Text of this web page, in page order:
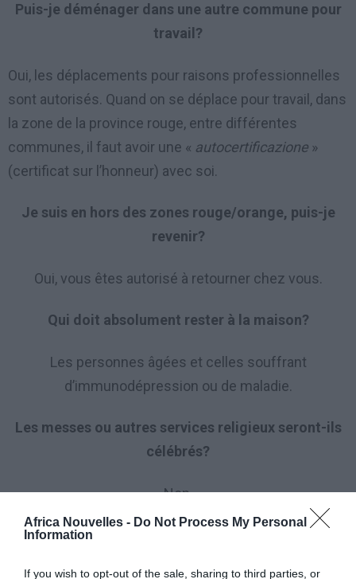
Africa Nouvelles - Do Not Process My Personal
Information
If you wish to opt-out of the sale, sharing to third parties, or
Puis-je déménager dans une autre commune pour
travail?
Oui, les déplacements pour raisons professionnelles
sont autorisés. Quand on se déplace pour travail, dans
la zone de la province rouge, entre différentes
communes, il faut avoir une « autocertificazione »
(certificat sur l’honneur) avec soi.
Je suis en hors des zones rouge/orange, puis-je
revenir?
Oui, vous êtes autorisé à retourner chez vous.
Qui doit absolument rester à la maison?
Les personnes âgées et celles souffrant
d’immunodépression ou de maladie.
Les messes ou autres services religieux seront-ils
célébrés?
Non.
Les bars, glaciers, restaurants peuvent-ils rester